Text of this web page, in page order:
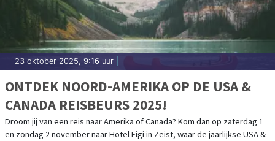
23 oktober 2025, 9:16 uur
ONTDEK NOORD-AMERIKA OP DE USA &
CANADA REISBEURS 2025!
Droom jij van een reis naar Amerika of Canada? Kom dan op zaterdag 1
en zondag 2 november naar Hotel Figi in Zeist, waar de jaarlijkse USA &